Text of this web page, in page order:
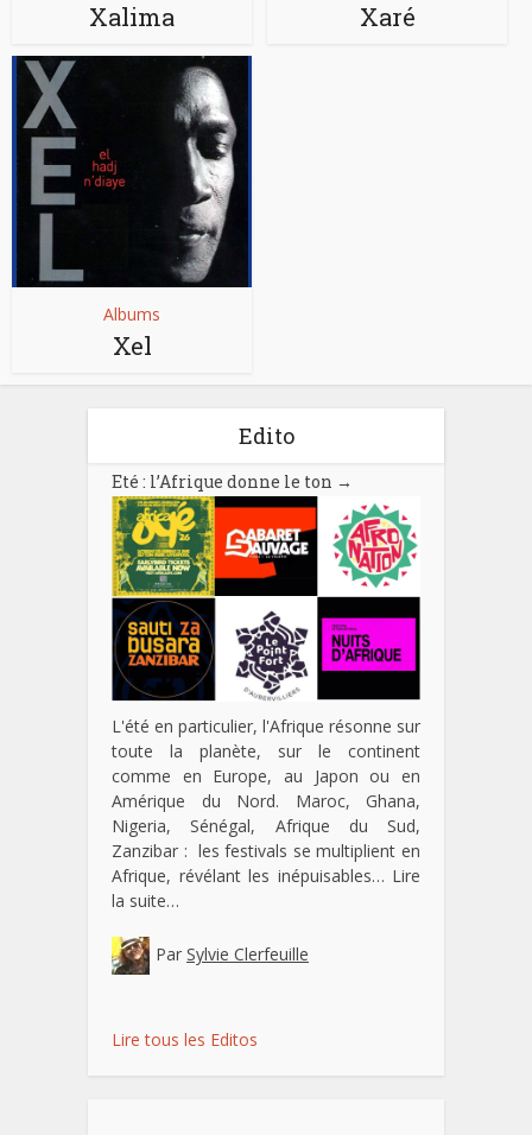
Xalima Xaré
Albums
Xel
Edito
Eté : l’Afrique donne le ton →
L'été en particulier, l'Afrique résonne sur
toute la planète, sur le continent
comme en Europe, au Japon ou en
Amérique du Nord. Maroc, Ghana,
Nigeria, Sénégal, Afrique du Sud,
Zanzibar : les festivals se multiplient en
Afrique, révélant les inépuisables… Lire
la suite…
Par Sylvie Clerfeuille
Lire tous les Editos